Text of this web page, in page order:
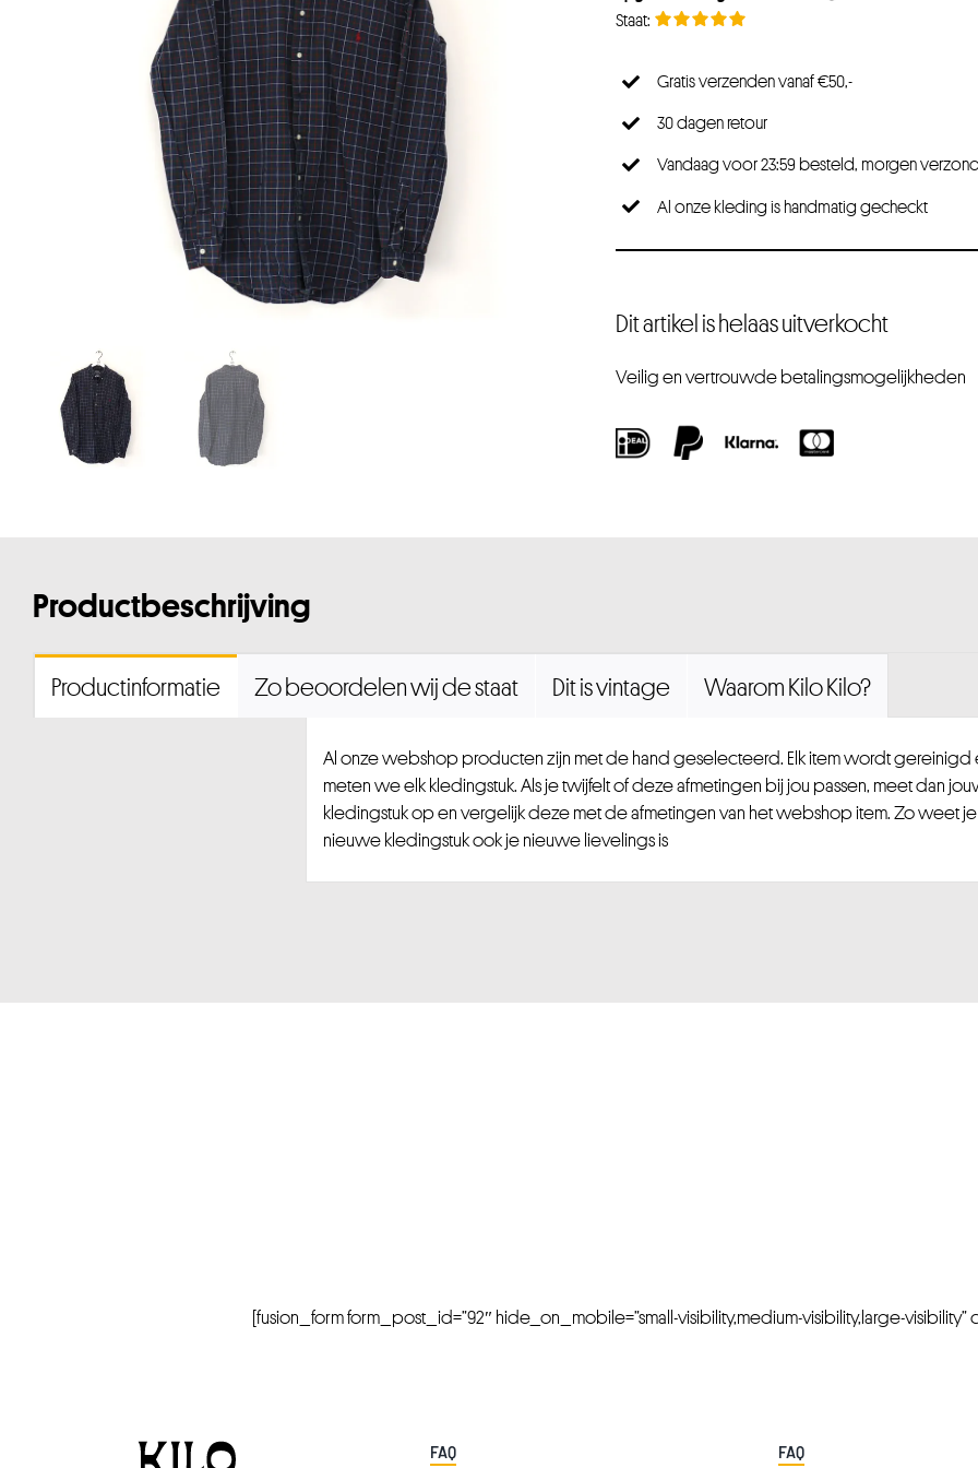
Gratis verzenden vanaf €50,-
30 dagen retour
Vandaag voor 23:59 besteld, morgen
Al onze kleding is handmatig gecheckt
Dit artikel is helaas uitverkocht
Veilig en vertrouwde betalingsmogelijkheden
Productbeschrijving
Productinformatie Zo beoordelen wij de staat Dit is vintage Waarom Kilo Kilo?
Al onze webshop producten zijn met de hand geselecteerd. Elk item wordt gereinigd
meten we elk kledingstuk. Als je twijfelt of deze afmetingen bij jou passen, meet dan
kledingstuk op en vergelijk deze met de afmetingen van het webshop item. Zo weet
nieuwe kledingstuk ook je nieuwe lievelings is
[fusion_form form_post_id=”92″ hide_on_mobile=”small-visibility,medium-visibility,large-visibility”
FAQ FAQ